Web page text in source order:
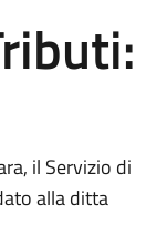
il Servizio di
alla ditta